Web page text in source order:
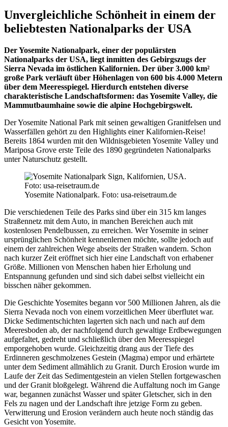
Unvergleichliche Schönheit in einem der
beliebtesten Nationalparks der USA
Der Yosemite Nationalpark, einer der populärsten
Nationalparks der USA, liegt inmitten des Gebirgszugs der
Sierra Nevada im östlichen Kalifornien. Der über 3.000 km²
große Park verläuft über Höhenlagen von 600 bis 4.000 Metern
über dem Meeresspiegel. Hierdurch entstehen diverse
charakteristische Landschaftsformen: das Yosemite Valley, die
Mammutbaumhaine sowie die alpine Hochgebirgswelt.
Der Yosemite National Park mit seinen gewaltigen Granitfelsen und
Wasserfällen gehört zu den Highlights einer Kalifornien-Reise!
Bereits 1864 wurden mit den Wildnisgebieten Yosemite Valley und
Mariposa Grove erste Teile des 1890 gegründeten Nationalparks
unter Naturschutz gestellt.
Yosemite Nationalpark. Foto: usa-reisetraum.de
Die verschiedenen Teile des Parks sind über ein 315 km langes
Straßennetz mit dem Auto, in manchen Bereichen auch mit
kostenlosen Pendelbussen, zu erreichen. Wer Yosemite in seiner
ursprünglichen Schönheit kennenlernen möchte, sollte jedoch auf
einem der zahlreichen Wege abseits der Straßen wandern. Schon
nach kurzer Zeit eröffnet sich hier eine Landschaft von erhabener
Größe. Millionen von Menschen haben hier Erholung und
Entspannung gefunden und sind sich dabei selbst vielleicht ein
bisschen näher gekommen.
Die Geschichte Yosemites begann vor 500 Millionen Jahren, als die
Sierra Nevada noch von einem vorzeitlichen Meer überflutet war.
Dicke Sedimentschichten lagerten sich nach und nach auf dem
Meeresboden ab, der nachfolgend durch gewaltige Erdbewegungen
aufgefaltet, gedreht und schließlich über den Meeresspiegel
emporgehoben wurde. Gleichzeitig drang aus der Tiefe des
Erdinneren geschmolzenes Gestein (Magma) empor und erhärtete
unter dem Sediment allmählich zu Granit. Durch Erosion wurde im
Laufe der Zeit das Sedimentgestein an vielen Stellen fortgewaschen
und der Granit bloßgelegt. Während die Auffaltung noch im Gange
war, begannen zunächst Wasser und später Gletscher, sich in den
Fels zu nagen und der Landschaft ihre jetzige Form zu geben.
Verwitterung und Erosion verändern auch heute noch ständig das
Gesicht von Yosemite.